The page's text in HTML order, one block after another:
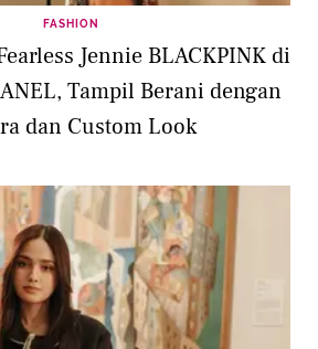
FASHION
Jennie BLACKPINK di
Tampil Berani dengan
dan Custom Look